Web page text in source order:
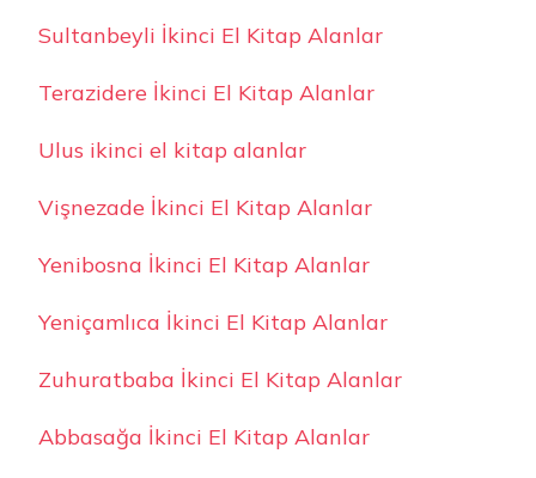
Sultanbeyli İkinci El Kitap Alanlar
Terazidere İkinci El Kitap Alanlar
Ulus ikinci el kitap alanlar
Vişnezade İkinci El Kitap Alanlar
Yenibosna İkinci El Kitap Alanlar
Yeniçamlıca İkinci El Kitap Alanlar
Zuhuratbaba İkinci El Kitap Alanlar
Abbasağa İkinci El Kitap Alanlar